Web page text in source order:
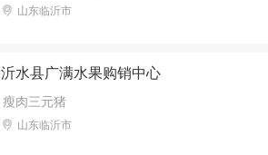
山东临沂市
沂水县广满水果购销中心
瘦肉三元猪
山东临沂市